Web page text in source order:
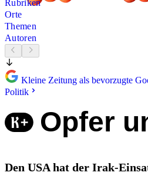
Rubriken
Orte
Themen
Autoren
Kleine Zeitung als bevorzugte
Politik
Opfer
Den USA hat der Irak-